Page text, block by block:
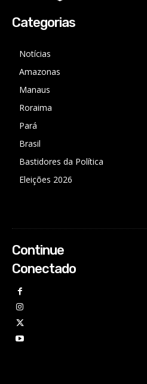
Categorias
Notícias
Amazonas
Manaus
Roraima
Pará
Brasil
Bastidores da Política
Eleições 2026
Continue
Conectado